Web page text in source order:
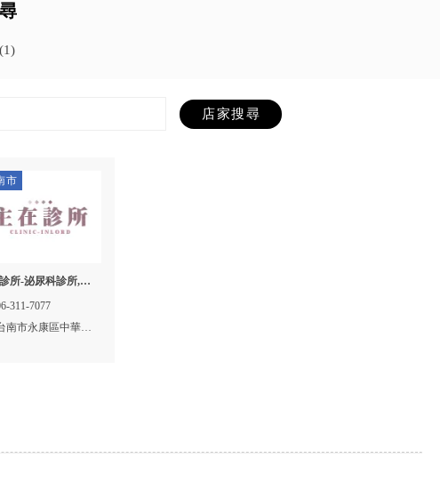
(1)
市
所-泌尿科診所,台
科診所,永康區泌
311-7077
南市永康區中華路